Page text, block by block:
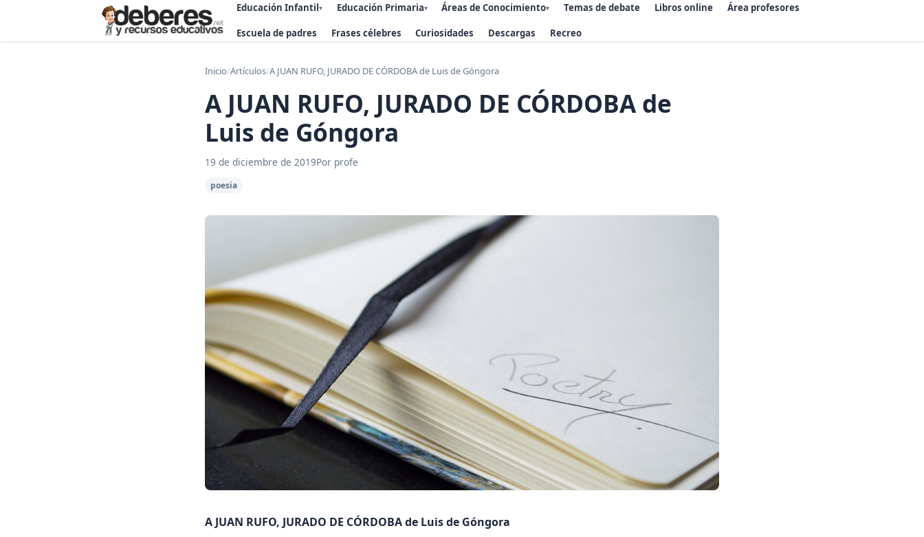
Educación Infantil▾ Educación Primaria▾ Áreas de Conocimiento▾ Temas de debate Libros online Área profesores
Escuela de padres Frases célebres Curiosidades Descargas Recreo
Inicio/Artículos/A JUAN RUFO, JURADO DE CÓRDOBA de Luis de Góngora
A JUAN RUFO, JURADO DE CÓRDOBA de
Luis de Góngora
19 de diciembre de 2019Por profe
poesia
A JUAN RUFO, JURADO DE CÓRDOBA de Luis de Góngora